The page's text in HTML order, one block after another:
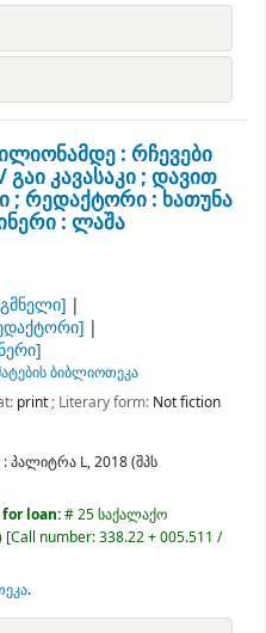
: რჩევები
გაი კავასაკი ; დავით
; რედაქტორი : ხათუნა
: ლაშა
ბიბლიოთეკა
print; Literary form: Not fiction
პალიტრა L,2018 (შპს
loan:# 25 საქალაქო
Call number:338.22 + 005.511 /
.